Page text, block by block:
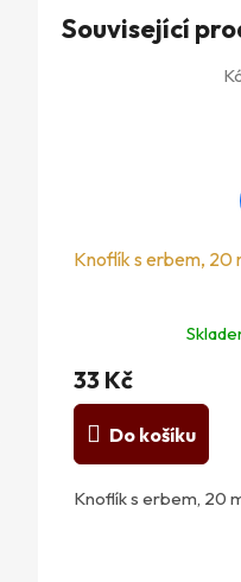
Související
Knoflík s erbem, 20
33 Kč
Do košíku
Knoflík s erbem, 20